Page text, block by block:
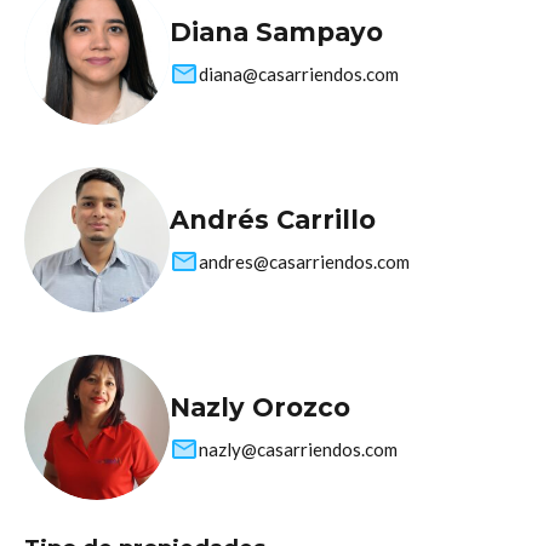
Diana Sampayo
diana@casarriendos.com
Andrés Carrillo
andres@casarriendos.com
Nazly Orozco
nazly@casarriendos.com